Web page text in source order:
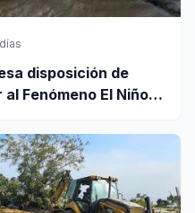
disposición de
Fenómeno El Niño,